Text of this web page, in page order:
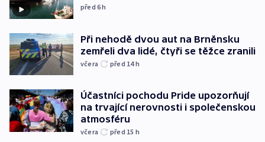
před 6h
Při nehodě dvou aut na Brněnsku
zemřeli dva lidé, čtyři se těžce zranili
včera před 14h
Účastníci pochodu Pride upozorňují
na trvající nerovnosti i společenskou
atmosféru
včera před 15 h